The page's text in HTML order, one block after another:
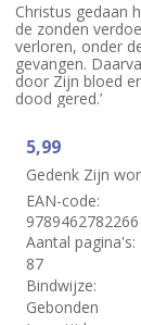
Christus gedaan
de zonden
verloren, onder
gevangen.
door Zijn bloed
dood gered.’
5,99
Gedenk Zijn
EAN-code:
9789462782266
Aantal pagina's:
87
Bindwijze:
Gebonden